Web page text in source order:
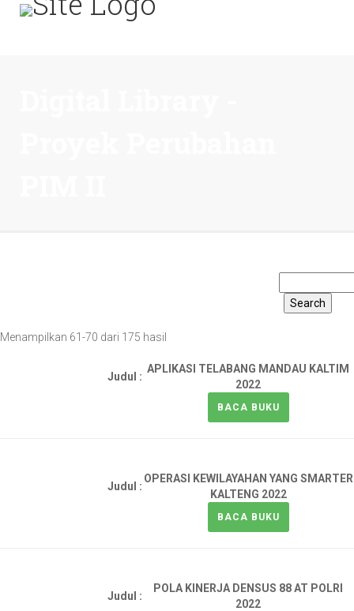
Menampilkan 61-70 dari 175 hasil
Judul :
APLIKASI TELABANG MANDAU KALTIM
2022
BACA BUKU
Judul :
OPERASI KEWILAYAHAN YANG SMARTER
KALTENG 2022
BACA BUKU
Judul :
POLA KINERJA DENSUS 88 AT POLRI
2022